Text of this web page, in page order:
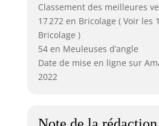
Classement des meilleures
17 272 en Bricolage ( Voir les
Bricolage )
54 en Meuleuses d’angle
Date de mise en ligne sur
2022